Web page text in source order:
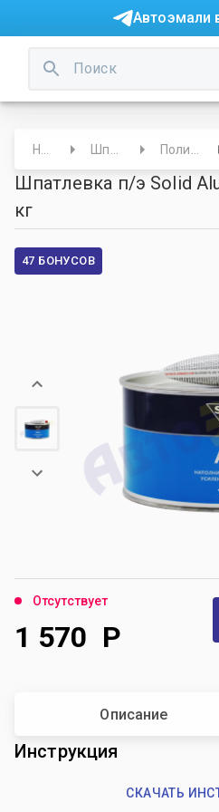
Автоэмали
Шпатлевка п/э Solid
кг
47 БОНУСОВ
Отсутствует
1 570 Р
Описание
Инструкция
СКАЧАТЬ